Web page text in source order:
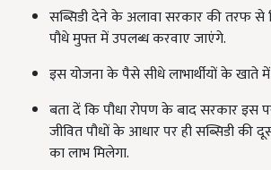
सब्सिडी देने के अलावा सरकार की तरफ से
पौधे मुफ्त में उपलब्ध करवाए जाएंगे.
इस योजना के पैसे सीधे लाभार्थीयों के खाते में
बता दें कि पौधा रोपण के बाद सरकार इस
जीवित पौधों के आधार पर ही सब्सिडी की
का लाभ मिलेगा.